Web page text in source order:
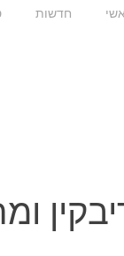
חדשות